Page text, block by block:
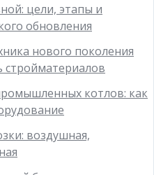
цели, этапы и
обновления
нового поколения
котлов: как
воздушная,